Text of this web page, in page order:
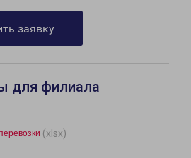
заявку
для филиала
(xlsx)